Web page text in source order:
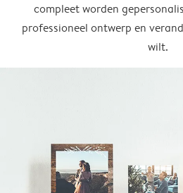
compleet worden
professioneel ontwerp en
wilt.